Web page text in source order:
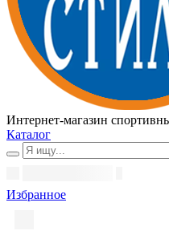
Интернет-магазин
Каталог
Избранное